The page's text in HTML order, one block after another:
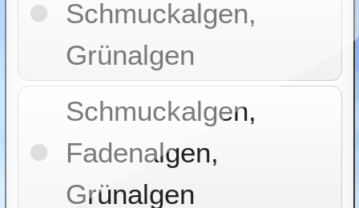
Schmuckalgen,
Grünalgen
Schmuckalgen,
Fadenalgen,
Grünalgen